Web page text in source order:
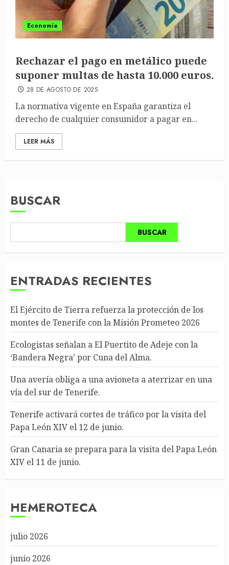
Economía
Rechazar el pago en metálico puede
suponer multas de hasta 10.000 euros.
28 DE AGOSTO DE 2025
La normativa vigente en España garantiza el
derecho de cualquier consumidor a pagar en...
LEER MÁS
BUSCAR
BUSCAR
ENTRADAS RECIENTES
El Ejército de Tierra refuerza la protección de los
montes de Tenerife con la Misión Prometeo 2026
Ecologistas señalan a El Puertito de Adeje con la
‘Bandera Negra’ por Cuna del Alma.
Una avería obliga a una avioneta a aterrizar en una
vía del sur de Tenerife.
Tenerife activará cortes de tráfico por la visita del
Papa León XIV el 12 de junio.
Gran Canaria se prepara para la visita del Papa León
XIV el 11 de junio.
HEMEROTECA
julio 2026
junio 2026